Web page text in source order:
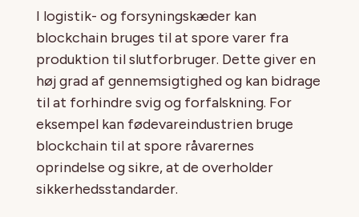
I logistik- og forsyningskæder kan
blockchain bruges til at spore varer fra
produktion til slutforbruger. Dette giver en
høj grad af gennemsigtighed og kan bidrage
til at forhindre svig og forfalskning. For
eksempel kan fødevareindustrien bruge
blockchain til at spore råvarernes
oprindelse og sikre, at de overholder
sikkerhedsstandarder.